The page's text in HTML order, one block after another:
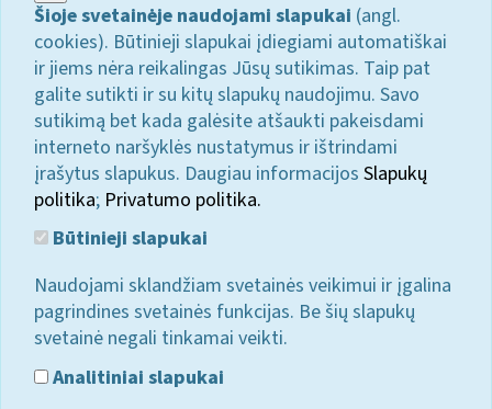
Šioje svetainėje naudojami slapukai (angl.
cookies). Būtinieji slapukai įdiegiami automatiškai
ir jiems nėra reikalingas Jūsų sutikimas. Taip pat
galite sutikti ir su kitų slapukų naudojimu. Savo
sutikimą bet kada galėsite atšaukti pakeisdami
interneto naršyklės nustatymus ir ištrindami
įrašytus slapukus. Daugiau informacijos Slapukų
politika; Privatumo politika.
Būtinieji slapukai
Naudojami sklandžiam svetainės veikimui ir įgalina
pagrindines svetainės funkcijas. Be šių slapukų
svetainė negali tinkamai veikti.
Analitiniai slapukai